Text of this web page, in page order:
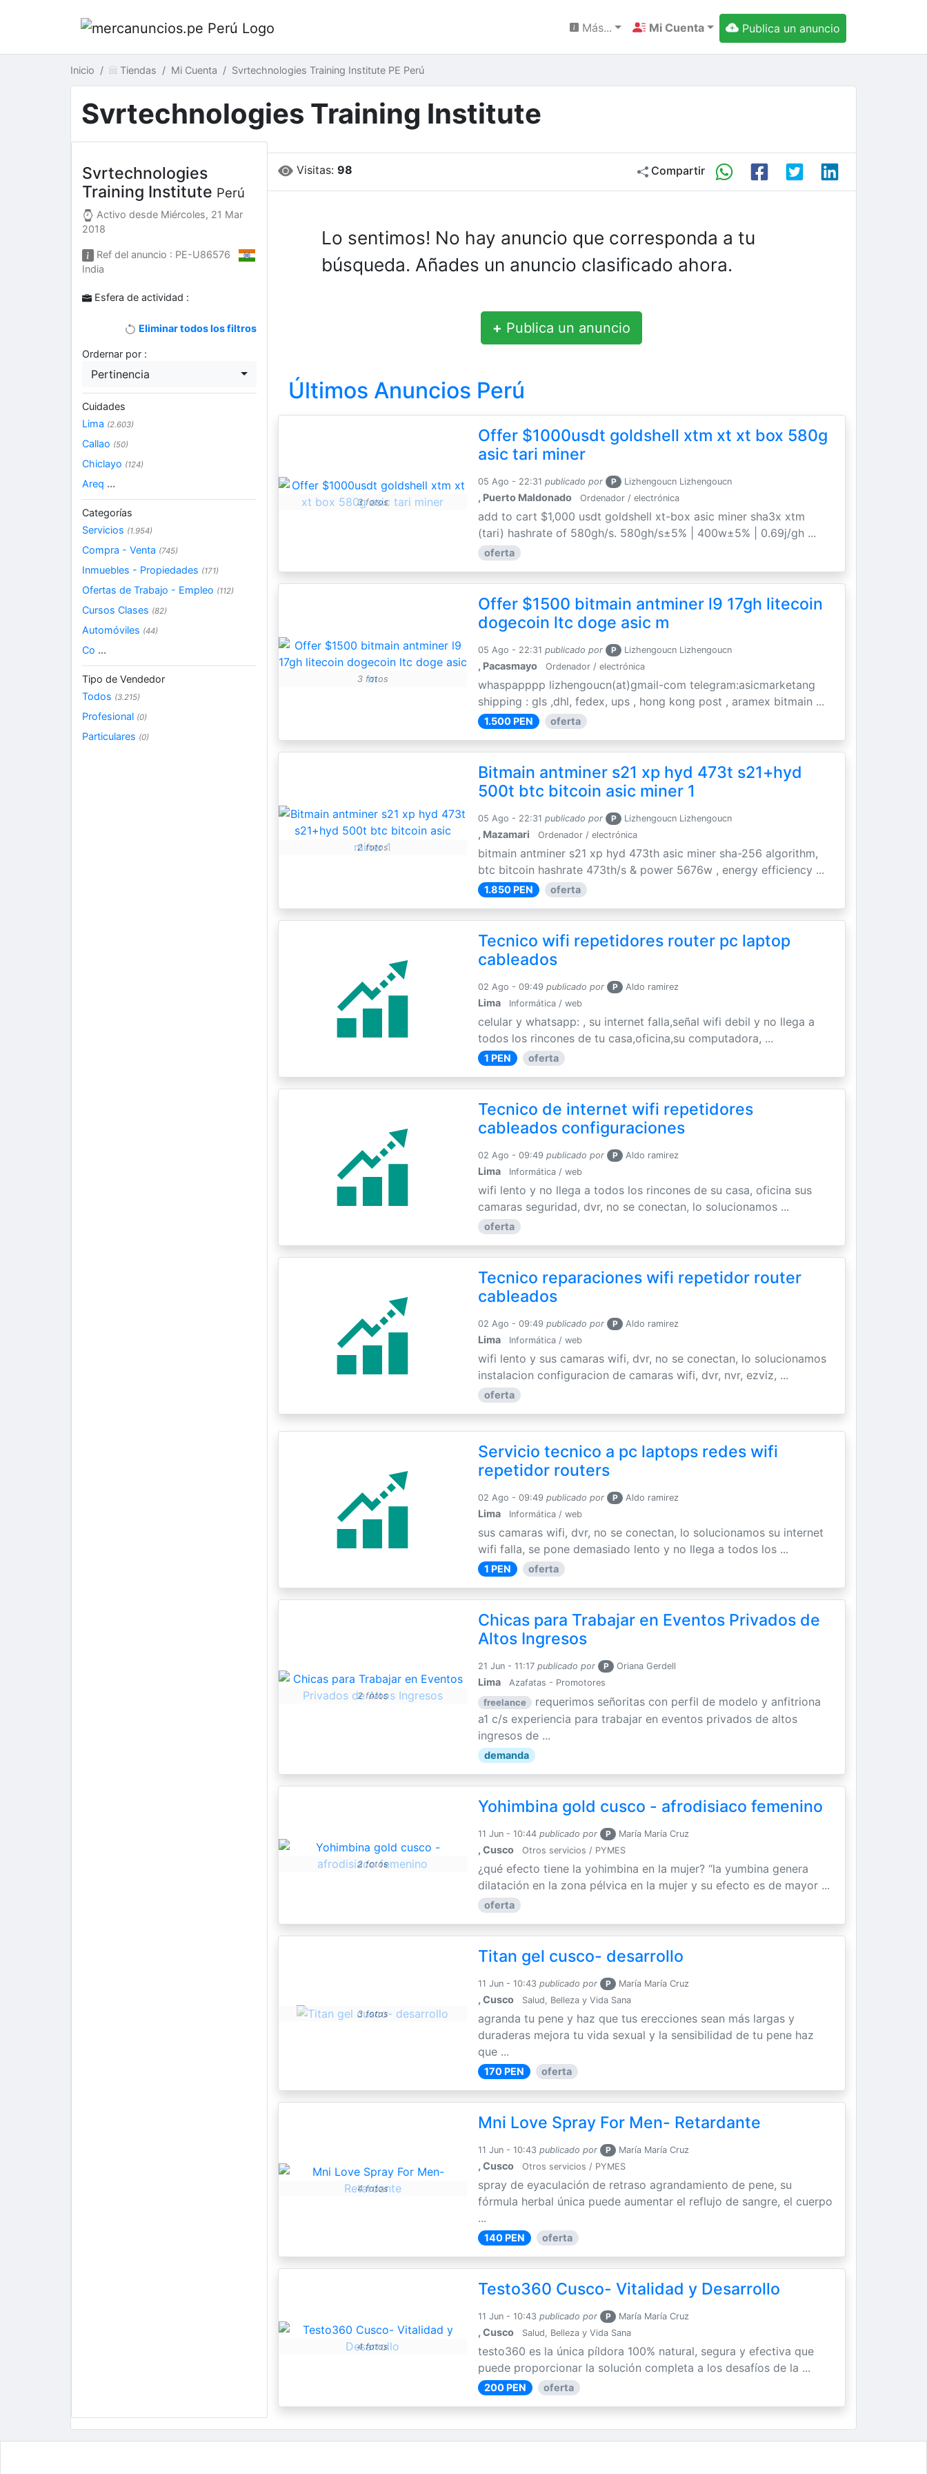
Más... Mi Cuenta Publica un anuncio
Inicio Tiendas Mi Cuenta Svrtechnologies Training Institute PE Perú
Svrtechnologies Training Institute
Visitas: 98 Compartir
Lo sentimos! No hay anuncio que corresponda a tu
búsqueda. Añades un anuncio clasificado ahora.
+ Publica un anuncio
Últimos Anuncios Perú
3 fotos
Offer $1000usdt goldshell xtm xt xt box 580g
asic tari miner
05 Ago - 22:31 publicado por P Lizhengoucn Lizhengoucn
, Puerto Maldonado Ordenador / electrónica
add to cart $1,000 usdt goldshell xt-box asic miner sha3x xtm
(tari) hashrate of 580gh/s. 580gh/s±5% | 400w±5% | 0.69j/gh ...
oferta
3 fotos
Offer $1500 bitmain antminer l9 17gh litecoin
dogecoin ltc doge asic m
05 Ago - 22:31 publicado por P Lizhengoucn Lizhengoucn
, Pacasmayo Ordenador / electrónica
whaspapppp lizhengoucn(at)gmail-com telegram:asicmarketang
shipping : gls ,dhl, fedex, ups , hong kong post , aramex bitmain ...
1.500 PEN oferta
2 fotos
Bitmain antminer s21 xp hyd 473t s21+hyd
500t btc bitcoin asic miner 1
05 Ago - 22:31 publicado por P Lizhengoucn Lizhengoucn
, Mazamari Ordenador / electrónica
bitmain antminer s21 xp hyd 473th asic miner sha-256 algorithm,
btc bitcoin hashrate 473th/s & power 5676w , energy efficiency ...
1.850 PEN oferta
Tecnico wifi repetidores router pc laptop
cableados
02 Ago - 09:49 publicado por P Aldo ramirez
Lima Informática / web
celular y whatsapp: , su internet falla,señal wifi debil y no llega a
todos los rincones de tu casa,oficina,su computadora, ...
1 PEN oferta
Tecnico de internet wifi repetidores
cableados configuraciones
02 Ago - 09:49 publicado por P Aldo ramirez
Lima Informática / web
wifi lento y no llega a todos los rincones de su casa, oficina sus
camaras seguridad, dvr, no se conectan, lo solucionamos ...
oferta
Tecnico reparaciones wifi repetidor router
cableados
02 Ago - 09:49 publicado por P Aldo ramirez
Lima Informática / web
wifi lento y sus camaras wifi, dvr, no se conectan, lo solucionamos
instalacion configuracion de camaras wifi, dvr, nvr, ezviz, ...
oferta
Servicio tecnico a pc laptops redes wifi
repetidor routers
02 Ago - 09:49 publicado por P Aldo ramirez
Lima Informática / web
sus camaras wifi, dvr, no se conectan, lo solucionamos su internet
wifi falla, se pone demasiado lento y no llega a todos los ...
1 PEN oferta
2 fotos
Chicas para Trabajar en Eventos Privados de
Altos Ingresos
21 Jun - 11:17 publicado por P Oriana Gerdell
Lima Azafatas - Promotores
freelance
requerimos señoritas con perfil de modelo y anfitriona
a1 c/s experiencia para trabajar en eventos privados de altos
ingresos de ...
demanda
2 fotos
Yohimbina gold cusco - afrodisiaco femenino
11 Jun - 10:44 publicado por P María María Cruz
, Cusco Otros servicios / PYMES
¿qué efecto tiene la yohimbina en la mujer? “la yumbina genera
dilatación en la zona pélvica en la mujer y su efecto es de mayor ...
oferta
3 fotos
Titan gel cusco- desarrollo
11 Jun - 10:43 publicado por P María María Cruz
, Cusco Salud, Belleza y Vida Sana
agranda tu pene y haz que tus erecciones sean más largas y
duraderas mejora tu vida sexual y la sensibilidad de tu pene haz
que ...
170 PEN oferta
4 fotos
Mni Love Spray For Men- Retardante
11 Jun - 10:43 publicado por P María María Cruz
, Cusco Otros servicios / PYMES
spray de eyaculación de retraso agrandamiento de pene, su
fórmula herbal única puede aumentar el reflujo de sangre, el cuerpo
...
140 PEN oferta
4 fotos
Testo360 Cusco- Vitalidad y Desarrollo
11 Jun - 10:43 publicado por P María María Cruz
, Cusco Salud, Belleza y Vida Sana
testo360 es la única píldora 100% natural, segura y efectiva que
puede proporcionar la solución completa a los desafíos de la ...
200 PEN oferta
Svrtechnologies
Training Institute Perú
Activo desde Miércoles, 21 Mar
2018
Ref del anuncio : PE-U86576
India
Esfera de actividad :
Eliminar todos los filtros
Ordernar por :
Pertinencia
Cuidades
Lima (2.603)
Callao (50)
Chiclayo (124)
Areq ...
Categorías
Servicios (1.954)
Compra - Venta (745)
Inmuebles - Propiedades (171)
Ofertas de Trabajo - Empleo (112)
Cursos Clases (82)
Automóviles (44)
Co ...
Tipo de Vendedor
Todos (3.215)
Profesional (0)
Particulares (0)